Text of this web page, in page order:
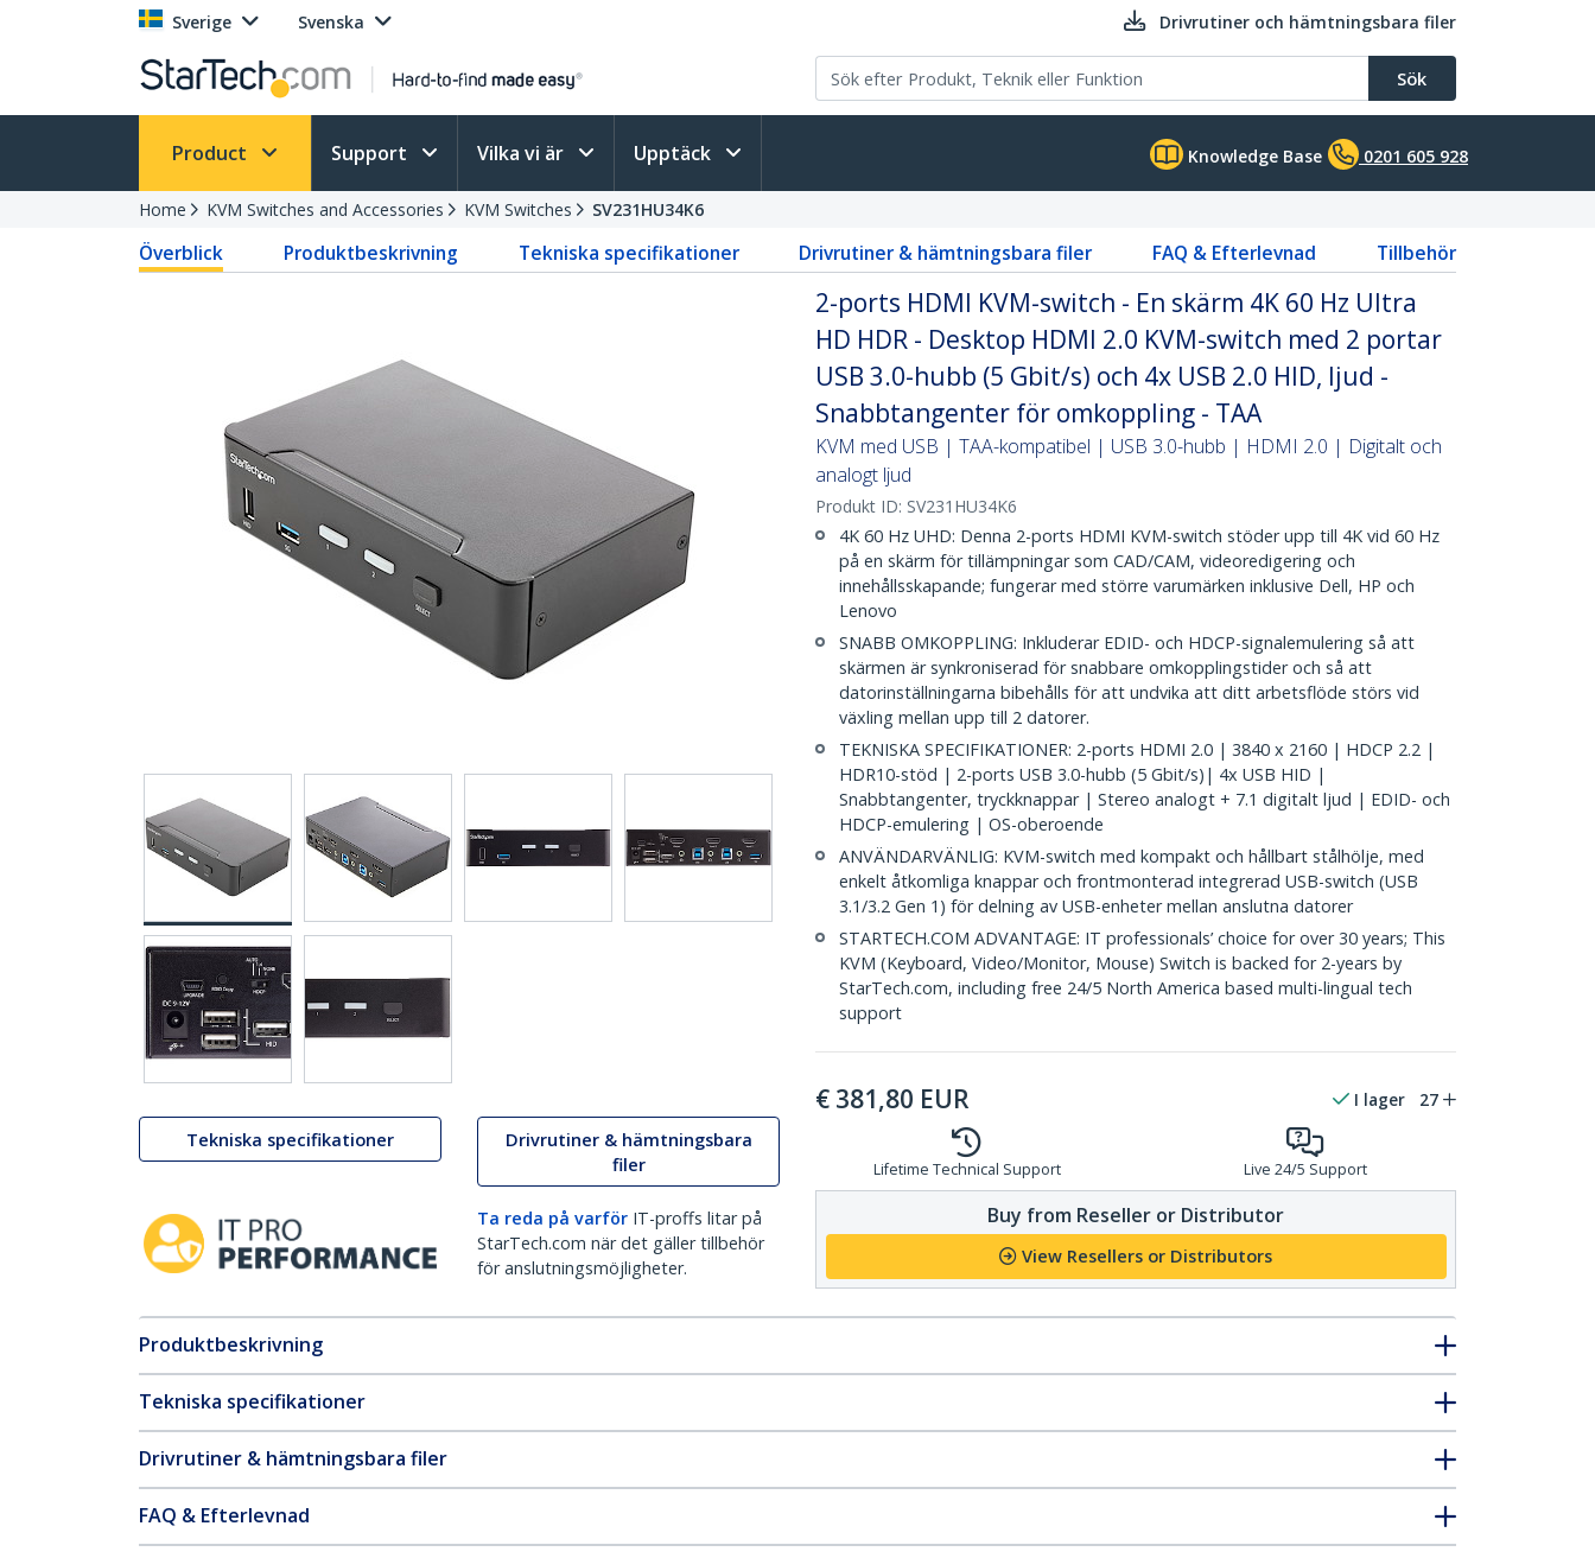
Sverige Svenska Drivrutiner och hämtningsbara filer
Sök
Product Support Vilka vi är Upptäck Knowledge Base 0201 605 928
Home KVM Switches and Accessories KVM Switches SV231HU34K6
Överblick Produktbeskrivning Tekniska specifikationer Drivrutiner & hämtningsbara filer FAQ & Efterlevnad Tillbehör
Tekniska specifikationer
Drivrutiner & hämtningsbara
filer
Ta reda på varför IT-proffs litar på
StarTech.com när det gäller tillbehör
för anslutningsmöjligheter.
2-ports HDMI KVM-switch - En skärm 4K 60 Hz Ultra
HD HDR - Desktop HDMI 2.0 KVM-switch med 2 portar
USB 3.0-hubb (5 Gbit/s) och 4x USB 2.0 HID, ljud -
Snabbtangenter för omkoppling - TAA
KVM med USB | TAA-kompatibel | USB 3.0-hubb | HDMI 2.0 | Digitalt och
analogt ljud
Produkt ID: SV231HU34K6
4K 60 Hz UHD: Denna 2-ports HDMI KVM-switch stöder upp till 4K vid 60 Hz
på en skärm för tillämpningar som CAD/CAM, videoredigering och
innehållsskapande; fungerar med större varumärken inklusive Dell, HP och
Lenovo
SNABB OMKOPPLING: Inkluderar EDID- och HDCP-signalemulering så att
skärmen är synkroniserad för snabbare omkopplingstider och så att
datorinställningarna bibehålls för att undvika att ditt arbetsflöde störs vid
växling mellan upp till 2 datorer.
TEKNISKA SPECIFIKATIONER: 2-ports HDMI 2.0 | 3840 x 2160 | HDCP 2.2 |
HDR10-stöd | 2-ports USB 3.0-hubb (5 Gbit/s)| 4x USB HID |
Snabbtangenter, tryckknappar | Stereo analogt + 7.1 digitalt ljud | EDID- och
HDCP-emulering | OS-oberoende
ANVÄNDARVÄNLIG: KVM-switch med kompakt och hållbart stålhölje, med
enkelt åtkomliga knappar och frontmonterad integrerad USB-switch (USB
3.1/3.2 Gen 1) för delning av USB-enheter mellan anslutna datorer
STARTECH.COM ADVANTAGE: IT professionals’ choice for over 30 years; This
KVM (Keyboard, Video/Monitor, Mouse) Switch is backed for 2-years by
StarTech.com, including free 24/5 North America based multi-lingual tech
support
€ 381,80 EUR I lager 27
Lifetime Technical Support Live 24/5 Support
Buy from Reseller or Distributor
View Resellers or Distributors
Produktbeskrivning
Tekniska specifikationer
Drivrutiner & hämtningsbara filer
FAQ & Efterlevnad